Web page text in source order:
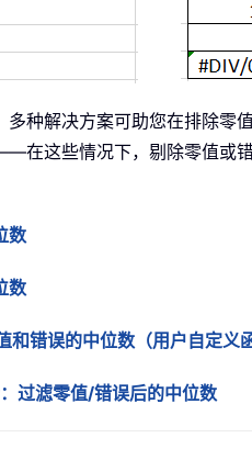
多种解决方案可助您在排除零
在这些情况下，剔除零值或
数
数
和错误的中位数（用户自定义函
过滤零值/错误后的中位数